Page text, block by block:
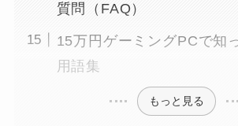
質問（FAQ）
15万円ゲーミングPCで知
用語集
もっと見る